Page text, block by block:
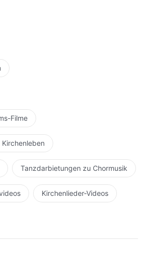
Filme
Tanzdarbietungen zu Chormusik
Kirchenlieder-Videos